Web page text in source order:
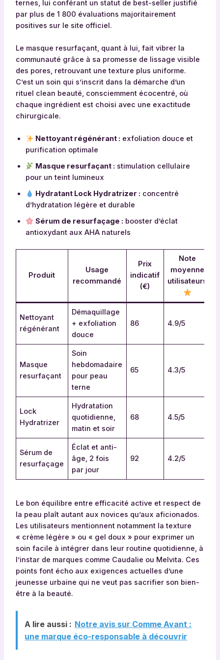
ternes, lui conférant un statut de best-seller justifié
par plus de 1 800 évaluations majoritairement
positives sur le site officiel.
Le masque resurfaçant, quant à lui, fait vibrer la
communauté grâce à sa promesse de lissage visible
des pores, retrouvant une texture plus uniforme.
C’est un soin qui s’inscrit dans la démarche d’un
rituel clean beauté, consciemment écocentré, où
chaque ingrédient est choisi avec une exactitude
chirurgicale.
Nettoyant régénérant : exfoliation douce et
purification optimale
Masque resurfaçant : stimulation cellulaire
pour un teint lumineux
Hydratant Lock Hydratrizer : concentré
d’hydratation légère et durable
Sérum de resurfaçage : booster d’éclat
antioxydant aux AHA naturels
Produit
Usage
recommandé
Prix
indicatif
(€)
Note
moyenne
utilisateurs
Nettoyant
régénérant
Démaquillage
+ exfoliation
douce
86 4.9/5
Masque
resurfaçant
Soin
hebdomadaire
pour peau
terne
65 4.3/5
Lock
Hydratrizer
Hydratation
quotidienne,
matin et soir
68 4.5/5
Sérum de
resurfaçage
Éclat et anti-
âge, 2 fois
par jour
92 4.2/5
Le bon équilibre entre efficacité active et respect de
la peau plaît autant aux novices qu’aux aficionados.
Les utilisateurs mentionnent notamment la texture
« crème légère » ou « gel doux » pour exprimer un
soin facile à intégrer dans leur routine quotidienne, à
l’instar de marques comme Caudalie ou Melvita. Ces
points font écho aux exigences actuelles d’une
jeunesse urbaine qui ne veut pas sacrifier son bien-
être à la beauté.
A lire aussi : Notre avis sur Comme Avant :
une marque éco-responsable à découvrir